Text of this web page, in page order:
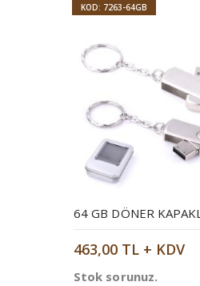
KOD: 7263-64GB
463,00 TL + KDV
Stok sorunuz.